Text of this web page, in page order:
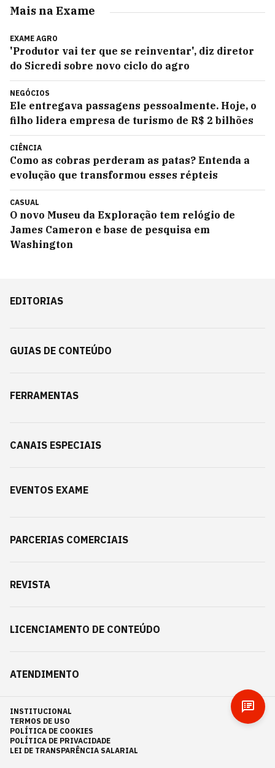
Mais na Exame
EXAME AGRO
'Produtor vai ter que se reinventar', diz diretor
do Sicredi sobre novo ciclo do agro
NEGÓCIOS
Ele entregava passagens pessoalmente. Hoje, o
filho lidera empresa de turismo de R$ 2 bilhões
CIÊNCIA
Como as cobras perderam as patas? Entenda a
evolução que transformou esses répteis
CASUAL
O novo Museu da Exploração tem relógio de
James Cameron e base de pesquisa em
Washington
EDITORIAS
GUIAS DE CONTEÚDO
FERRAMENTAS
CANAIS ESPECIAIS
EVENTOS EXAME
PARCERIAS COMERCIAIS
REVISTA
LICENCIAMENTO DE CONTEÚDO
ATENDIMENTO
INSTITUCIONAL
TERMOS DE USO
POLÍTICA DE COOKIES
POLÍTICA DE PRIVACIDADE
LEI DE TRANSPARÊNCIA SALARIAL